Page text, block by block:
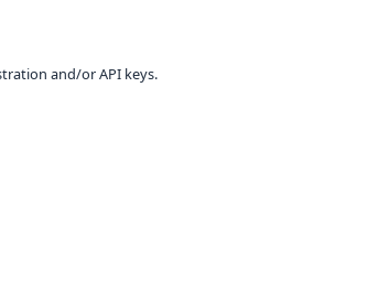
and/or API keys.